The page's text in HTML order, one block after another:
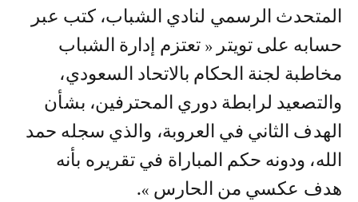
المتحدث الرسمي لنادي الشباب، كتب عبر
حسابه على تويتر « تعتزم إدارة الشباب
مخاطبة لجنة الحكام بالاتحاد السعودي،
والتصعيد لرابطة دوري المحترفين، بشأن
الهدف الثاني في العروبة، والذي سجله حمد
الله، ودونه حكم المباراة في تقريره بأنه
هدف عكسي من الحارس ».